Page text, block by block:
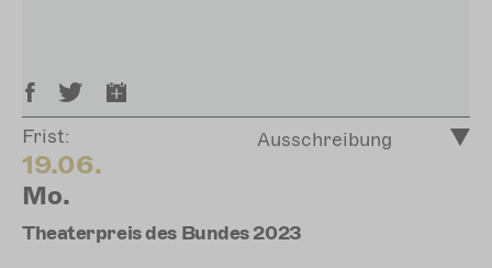
Frist:
19.06.
Mo.
Ausschreibung
Theaterpreis des Bundes 2023